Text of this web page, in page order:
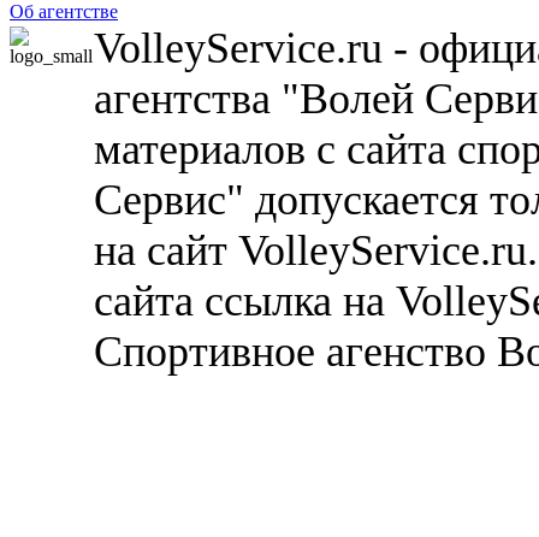
Об агентстве
VolleyService.ru -
агентства "Волей
материалов с сайта
Сервис" допускается
на сайт
сайта ссылка на
Спортивное агенство